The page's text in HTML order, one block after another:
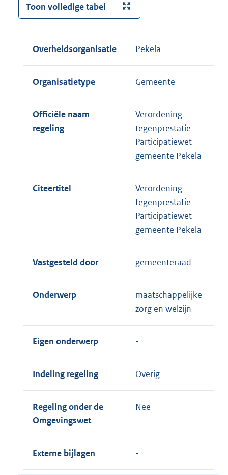
Toon volledige tabel
Overheidsorganisatie Pekela
Organisatietype Gemeente
Officiële naam
regeling
Verordening
tegenprestatie
Participatiewet
gemeente Pekela
Citeertitel
Verordening
tegenprestatie
Participatiewet
gemeente Pekela
Vastgesteld door gemeenteraad
Onderwerp
maatschappelijke
zorg en welzijn
Eigen onderwerp
Indeling regeling Overig
Regeling onder de
Omgevingswet
Nee
Externe bijlagen